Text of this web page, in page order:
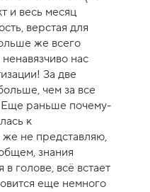
и весь месяц
верстая для
же всего
нас
За две
чем за все
раньше почему-
к
не представляю,
знания
голове, всё встает
еще немного